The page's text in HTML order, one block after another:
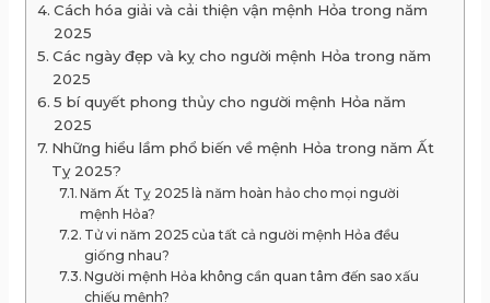
Cách hóa giải và cải thiện vận mệnh Hỏa trong năm
2025
Các ngày đẹp và kỵ cho người mệnh Hỏa trong năm
2025
5 bí quyết phong thủy cho người mệnh Hỏa năm
2025
Những hiểu lầm phổ biến về mệnh Hỏa trong năm Ất
Tỵ 2025?
Năm Ất Tỵ 2025 là năm hoàn hảo cho mọi người
mệnh Hỏa?
Tử vi năm 2025 của tất cả người mệnh Hỏa đều
giống nhau?
Người mệnh Hỏa không cần quan tâm đến sao xấu
chiếu mệnh?